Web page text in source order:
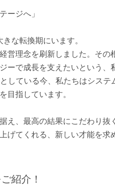
ージへ」
な転換期にいます。
営理念を刷新しました。その
ーで成長を支えたいという、
している今、私たちはシステ
目指しています。
え、最高の結果にこだわり抜
げてくれる、新しい才能を求
紹介！